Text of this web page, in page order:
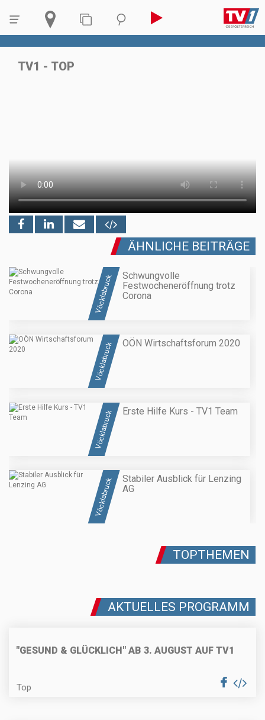
TV1 - TOP
ÄHNLICHE BEITRÄGE
Vöcklabruck
Schwungvolle
Festwocheneröffnung trotz
Corona
Vöcklabruck OÖN Wirtschaftsforum 2020
Vöcklabruck Erste Hilfe Kurs - TV1 Team
Vöcklabruck
Stabiler Ausblick für Lenzing
AG
TOPTHEMEN
AKTUELLES PROGRAMM
"GESUND & GLÜCKLICH" AB 3. AUGUST AUF TV1
Top